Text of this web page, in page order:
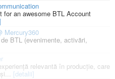
for an awesome BTL Account
Mercury360
BTL (evenimente, activări,
relevantă în producție, care
[detalii]